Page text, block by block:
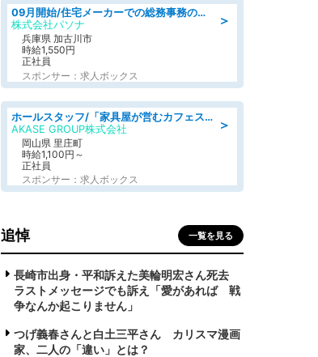
＞
09月開始/住宅メーカーでの総務事務のお仕事/駅近/車通勤可/一般事務/人事労務
株式会社パソナ
兵庫県 加古川市
時給1,550円
正社員
スポンサー：求人ボックス
＞
ホールスタッフ/「家具屋が営むカフェスタッフ!」週2日～OK!嬉しいまかない付き/岡山県/浅口郡里庄町
AKASE GROUP株式会社
岡山県 里庄町
時給1,100円～
正社員
スポンサー：求人ボックス
追悼 一覧を見る
長崎市出身・平和訴えた美輪明宏さん死去
ラストメッセージでも訴え「愛があれば 戦
争なんか起こりません」
つげ義春さんと白土三平さん カリスマ漫画
家、二人の「違い」とは？